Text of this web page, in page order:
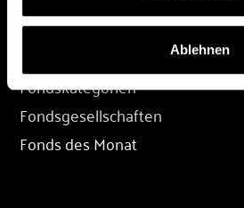
Ablehnen
FONDS
Fondskategorien
Fondsgesellschaften
Fonds des Monat